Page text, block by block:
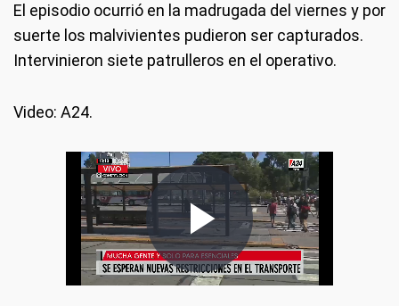
El episodio ocurrió en la madrugada del viernes y por
suerte los malvivientes pudieron ser capturados.
Intervinieron siete patrulleros en el operativo.
Video: A24.